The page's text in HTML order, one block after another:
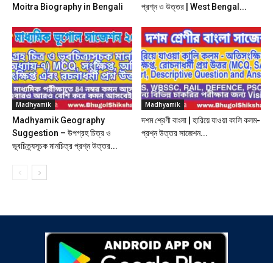
Moitra Biography in Bengali
প্রশ্ন ও উত্তর | West Bengal...
Madhyamik
Madhyamik Geography
Suggestion – উপগ্রহ চিত্র ও
ভূবচিত্র্যসূচক মানচিত্র প্রশ্ন উত্তর...
Madhyamik
দশম শ্রেণী বাংলা | হারিয়ে যাওয়া কালি কলম-
প্রশ্ন উত্তর সাজেশন...